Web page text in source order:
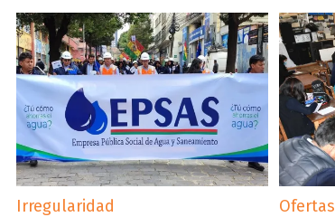
Irregularidad Ofertas